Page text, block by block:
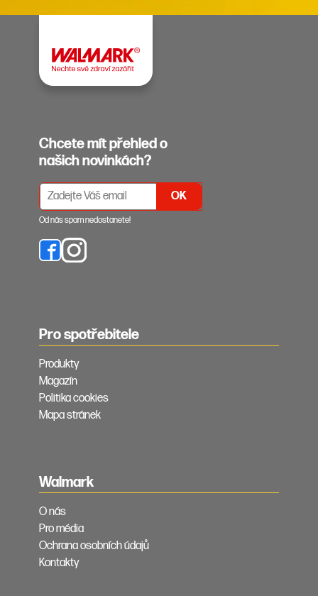
Pro spotřebitele
Produkty
Magazín
Politika cookies
Mapa stránek
Walmark
O nás
Pro média
Ochrana osobních údajů
Kontakty
Chcete mít přehled o
našich novinkách?
PŘIHLÁŠENÍ K ODBĚRU NEWSLETTERŮ
Od nás spam nedostanete!